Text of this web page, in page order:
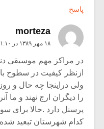
پاسخ
morteza
۱۸ مهر ۱۳۸۹ در ۱:۱۰ ب٫ظ
در مراکز مهم موسیقی
ازنظر کیفیت در سطوح
ولی دراینجا چه حال و
را دیگران ارج نهند و ما
پرسنل دارد .حالا برای
کدام شهرستان تبعید